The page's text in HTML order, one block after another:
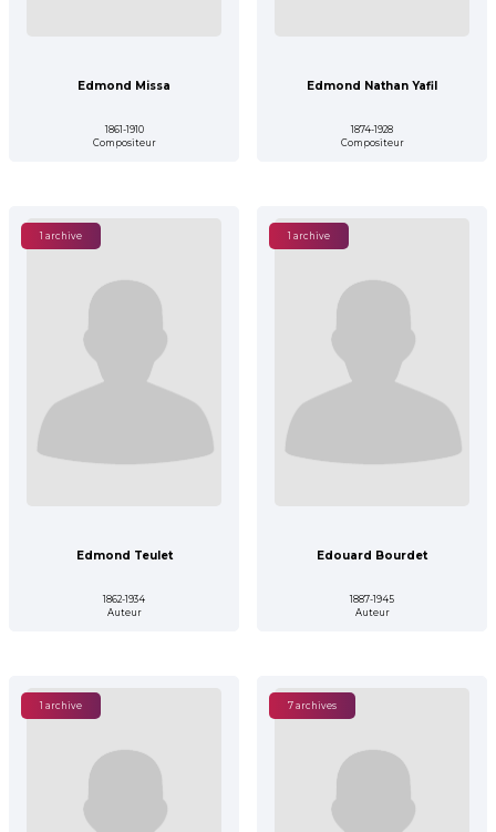
Edmond Missa
1861-1910
Compositeur
Edmond Nathan Yafil
1874-1928
Compositeur
1 archive
Edmond Teulet
1862-1934
Auteur
1 archive
Edouard Bourdet
1887-1945
Auteur
1 archive 7 archives